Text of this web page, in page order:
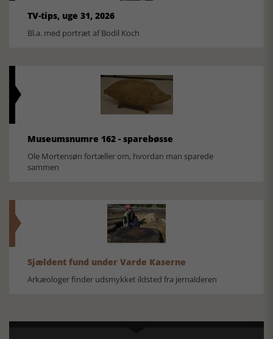
TV-tips, uge 31, 2026
Bl.a. med portræt af Bodil Koch
Museumsnumre 162 - sparebøsse
Ole Mortensøn fortæller om, hvordan man sparede
sammen
Sjældent fund under Varde Kaserne
Arkæologer finder udsmykket ildsted fra jernalderen